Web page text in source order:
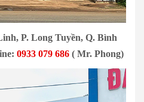
P. Long Tuyền, Q. Bình
0933 079 686 ( Mr. Phong)